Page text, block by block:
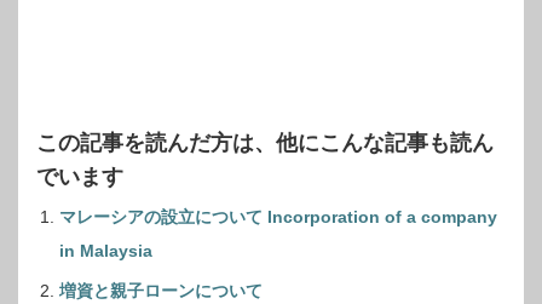
この記事を読んだ方は、他にこんな記事も読ん
でいます
マレーシアの設立について Incorporation of a company
in Malaysia
増資と親子ローンについて